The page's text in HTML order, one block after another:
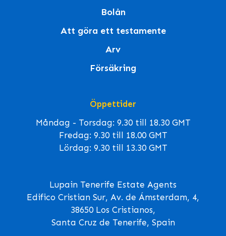
Bolån
Att göra ett testamente
Arv
Försäkring
Öppettider
Måndag - Torsdag: 9.30 till 18.30 GMT
Fredag: 9.30 till 18.00 GMT
Lördag: 9.30 till 13.30 GMT
Lupain Tenerife Estate Agents
Edifico Cristian Sur, Av. de Ámsterdam, 4,
38650 Los Cristianos,
Santa Cruz de Tenerife, Spain